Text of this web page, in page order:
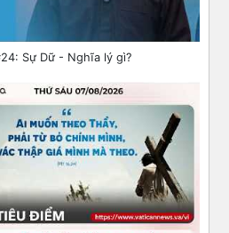
Sự Dữ - Nghĩa lý gì?